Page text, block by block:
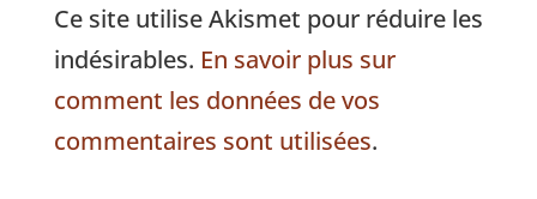
Ce site utilise Akismet pour réduire les
indésirables. En savoir plus sur
comment les données de vos
commentaires sont utilisées.